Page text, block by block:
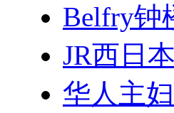
Belfry钟
JR西日
华人主